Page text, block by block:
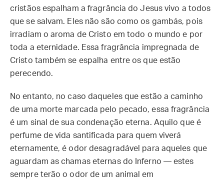
cristãos espalham a fragrância do Jesus vivo a todos
que se salvam. Eles não são como os gambás, pois
irradiam o aroma de Cristo em todo o mundo e por
toda a eternidade. Essa fragrância impregnada de
Cristo também se espalha entre os que estão
perecendo.
No entanto, no caso daqueles que estão a caminho
de uma morte marcada pelo pecado, essa fragrância
é um sinal de sua condenação eterna. Aquilo que é
perfume de vida santificada para quem viverá
eternamente, é odor desagradável para aqueles que
aguardam as chamas eternas do Inferno — estes
sempre terão o odor de um animal em